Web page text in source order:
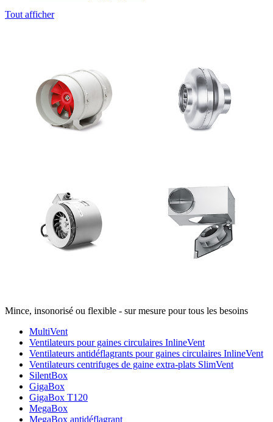
Tout afficher
Mince, insonorisé ou flexible - sur mesure pour tous les besoins
MultiVent
Ventilateurs pour gaines circulaires InlineVent
Ventilateurs antidéflagrants pour gaines circulaires InlineVent
Ventilateurs centrifuges de gaine extra-plats SlimVent
SilentBox
GigaBox
GigaBox T120
MegaBox
MegaBox antidéflagrant